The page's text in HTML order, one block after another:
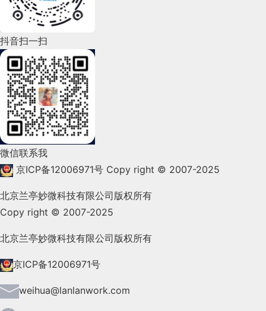
2022年5月(143)
2022年4月(86)
2022年3月(119)
2022年2月(53)
2022年1月(99)
2021年12月(105)
2021年9月(153)
2021年8月(147)
2021年7月(149)
2021年6月(157)
抖音扫一扫
微信联系我
京ICP备12006971号 Copy right © 2007-2025
北京兰亭妙微科技有限公司版权所有
Copy right © 2007-2025
北京兰亭妙微科技有限公司版权所有
京ICP备12006971号
weihua@lanlanwork.com